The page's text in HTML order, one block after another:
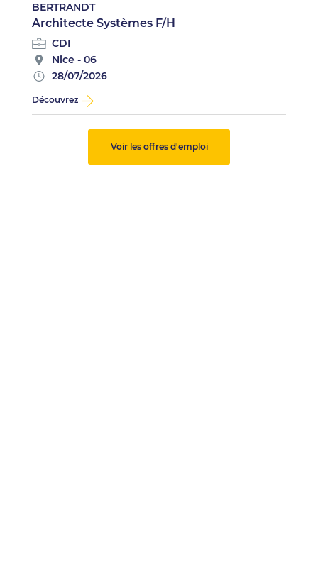
BERTRANDT
Architecte Systèmes F/H
CDI
Nice - 06
28/07/2026
Découvrez
Voir les offres d'emploi